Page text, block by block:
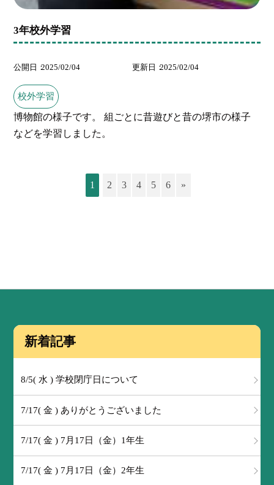
3年校外学習
公開日 2025/02/04 更新日 2025/02/04
校外学習
博物館の様子です。 組ごとに昔遊びと昔の堺市の様子
などを学習しました。
1 2 3 4 5 6 »
新着記事
8/5( 水 ) 学校閉庁日について
7/17( 金 ) ありがとうございました
7/17( 金 ) 7月17日（金）1年生
7/17( 金 ) 7月17日（金）2年生